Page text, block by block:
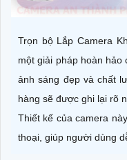
Trọn bộ Lắp Camera
một giải pháp hoàn hảo
ảnh sáng đẹp và chất
hàng sẽ được ghi lại rõ
Thiết kế của camera
thoại, giúp người dùng